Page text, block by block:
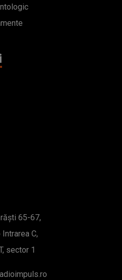
65-67,
C,
sector 1